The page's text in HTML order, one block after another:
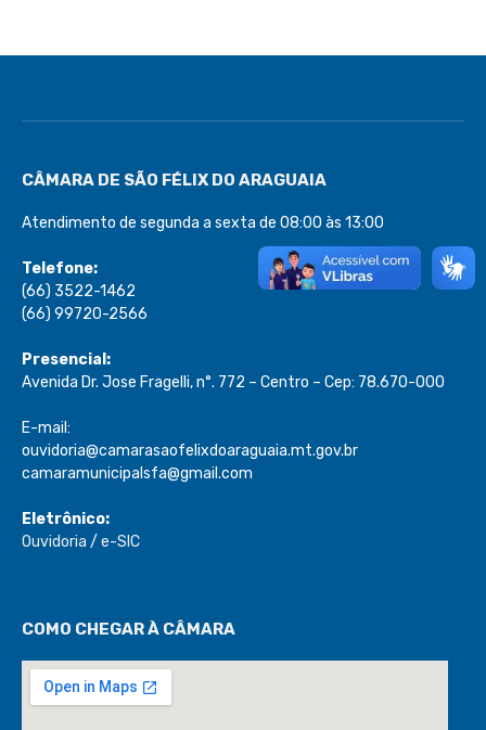
CÂMARA DE SÃO FÉLIX DO ARAGUAIA
Atendimento de segunda a sexta de 08:00 às 13:00
Telefone:
(66) 3522-1462
(66) 99720-2566
Presencial:
Avenida Dr. Jose Fragelli, n°. 772 – Centro – Cep: 78.670-000
E-mail:
ouvidoria@camarasaofelixdoaraguaia.mt.gov.br
camaramunicipalsfa@gmail.com
Eletrônico:
Ouvidoria / e-SIC
COMO CHEGAR À CÂMARA